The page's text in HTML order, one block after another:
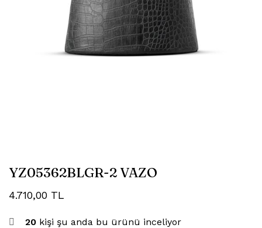
YZ05362BLGR-2 VAZO
4.710,00 TL
20 kişi şu anda bu ürünü inceliyor